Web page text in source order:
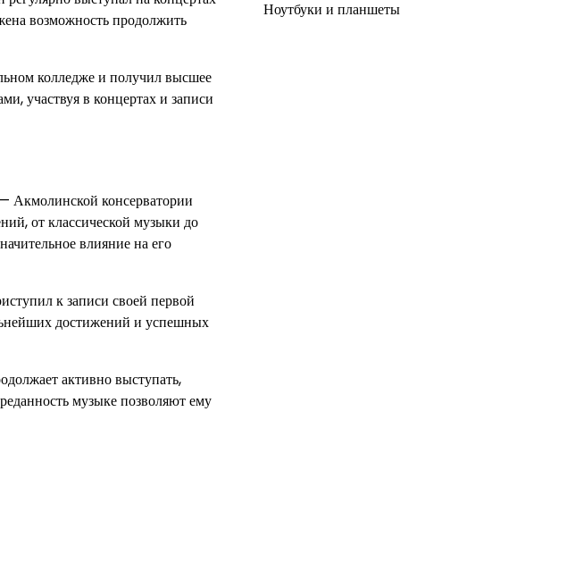
возможность продолжить
колледже и получил высшее
участвуя в концертах и записи
Акмолинской консерватории
от классической музыки до
влияние на его
к записи своей первой
достижений и успешных
активно выступать,
музыке позволяют ему
Ноутбуки и планшеты